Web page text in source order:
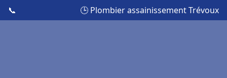
📞 🕒 Plombier assainissement Trévoux